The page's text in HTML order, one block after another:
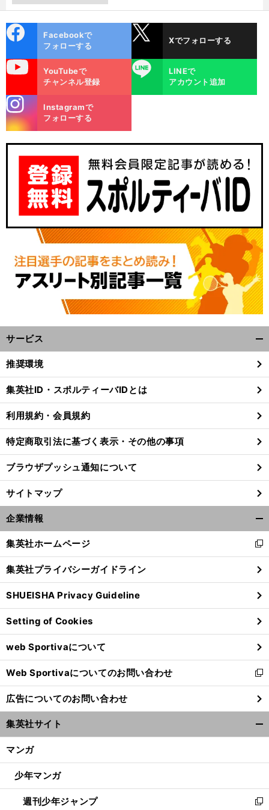
ok
Facebookで
フォローする
Xでフォローする
YouTubeで
チャンネル登録
LINE
LINEで
アカウント追加
m
Instagramで
フォローする
サービス
閉
る
推奨環境
集英社ID・スポルティーバIDとは
利用規約・会員規約
特定商取引法に基づく表示・その他の事項
ブラウザプッシュ通知について
サイトマップ
企業情報
閉
る
集英社ホームページ
新
し
い
ウ
ィ
ン
ド
ウ
で
開
く
集英社プライバシーガイドライン
SHUEISHA Privacy Guideline
Setting of Cookies
web Sportivaについて
Web Sportivaについてのお問い合わせ
新
し
い
ウ
ィ
ン
ウ
開
く
広告についてのお問い合わせ
集英社サイト
マンガ
少年マンガ
週刊少年ジャンプ
新